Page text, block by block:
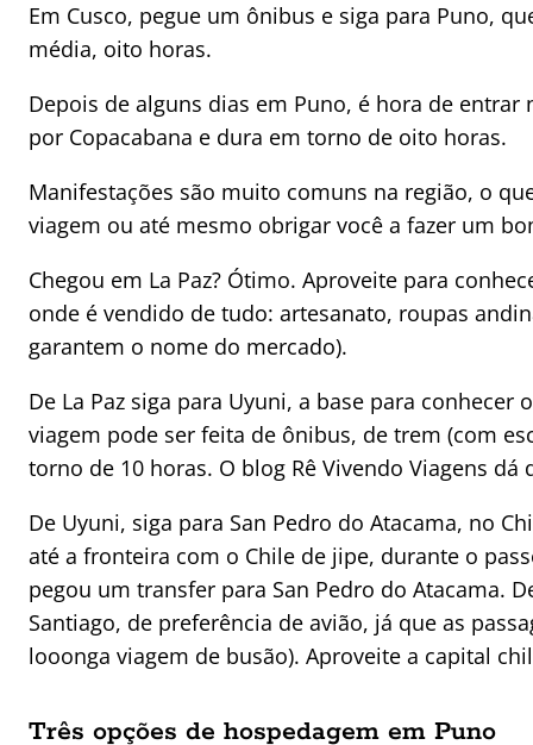
Em Cusco, pegue um ônibus e siga para Puno,
média, oito horas.
Depois de alguns dias em Puno, é hora de
por Copacabana e dura em torno de oito horas.
Manifestações são muito comuns na região, o
viagem ou até mesmo obrigar você a fazer um
Chegou em La Paz? Ótimo. Aproveite para
onde é vendido de tudo: artesanato, roupas
garantem o nome do mercado).
De La Paz siga para Uyuni, a base para
viagem pode ser feita de ônibus, de trem (com
torno de 10 horas. O blog Rê Vivendo Viagens
De Uyuni, siga para San Pedro do Atacama, no
até a fronteira com o Chile de jipe, durante o
pegou um transfer para San Pedro do Atacama.
Santiago, de preferência de avião, já que as
looonga viagem de busão). Aproveite a capital
Três opções de hospedagem em Puno